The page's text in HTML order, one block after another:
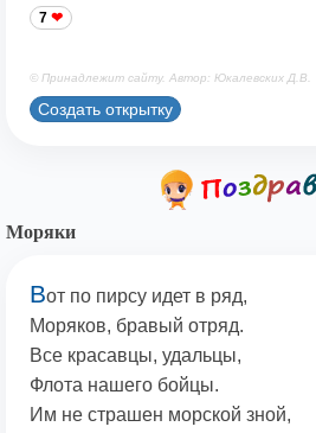
7
© Принадлежит сайту. Автор: Юкалевских Д.В.
Создать открытку
Моряки
Вот по пирсу идет в ряд,
Моряков, бравый отряд.
Все красавцы, удальцы,
Флота нашего бойцы.
Им не страшен морской зной,